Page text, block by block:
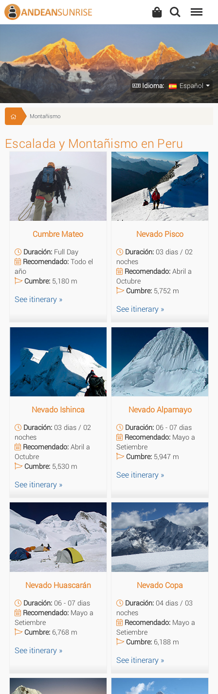
Search Menu
Idioma: Español
Montañismo
Escalada y Montañismo en Peru
Cumbre Mateo
Duración:Full Day
Recomendado:Todo el
año
Cumbre:5,180 m
See itinerary »
Nevado Pisco
Duración: 03 dias / 02
noches
Recomendado: Abril a
Octubre
Cumbre: 5,752 m
See itinerary »
Nevado Ishinca
Duración:03 dias / 02
noches
Recomendado:Abril a
Octubre
Cumbre:5,530 m
See itinerary »
Nevado Alpamayo
Duración: 06 - 07 dias
Recomendado: Mayo a
Setiembre
Cumbre: 5,947 m
See itinerary »
Nevado Huascarán
Duración:06 - 07 dias
Recomendado:Mayo a
Setiembre
Cumbre:6,768 m
See itinerary »
Nevado Copa
Duración: 04 dias / 03
noches
Recomendado: Mayo a
Setiembre
Cumbre: 6,188 m
See itinerary »